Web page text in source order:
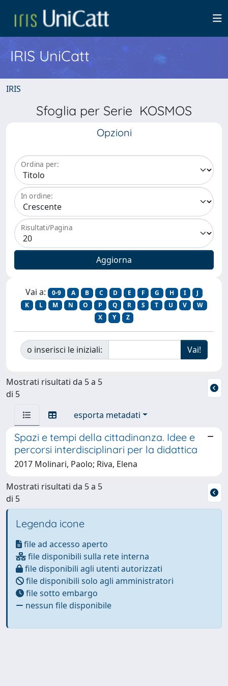
IRIS UniCatt
IRIS
Sfoglia per Serie KOSMOS
Opzioni
Ordina per:
In ordine:
Risultati/Pagina
Vai a: 0-9 A B C D E F G H I
J
K
L M N O P Q R S T U V
W
X
Y Z
o inserisci le iniziali:
Mostrati risultati da 5 a 5
di 5
esporta metadati
Spazi e tempi della cittadinanza. Idee e
percorsi interdisciplinari per la didattica
2017 Molinari, Paolo; Riva, Elena
Mostrati risultati da 5 a 5
di 5
Legenda icone
file ad accesso aperto
file disponibili sulla rete interna
file disponibili agli utenti autorizzati
file disponibili solo agli amministratori
file sotto embargo
nessun file disponibile